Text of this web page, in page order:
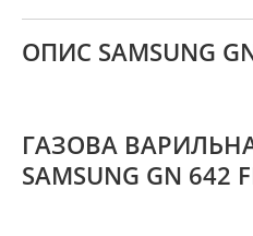
ОПИС SAMSUNG
ГАЗОВА
SAMSUNG GN 642